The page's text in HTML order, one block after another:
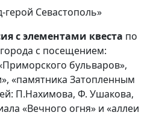
герой Севастополь»
с элементами квеста по
с посещением:
бульваров»,
«памятника Затопленным
П.Нахимова, Ф. Ушакова,
«Вечного огня» и «аллеи
героев».